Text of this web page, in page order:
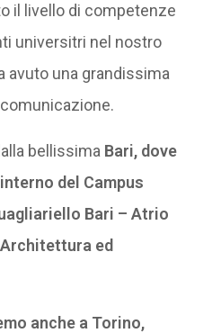
il livello di competenze
universitri nel nostro
avuto una grandissima
bellissima Bari, dove
del Campus
Bari – Atrio
ed
anche a Torino,